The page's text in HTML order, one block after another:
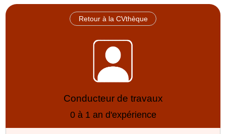
Retour à la CVthèque
Conducteur de travaux
0 à 1 an d'expérience